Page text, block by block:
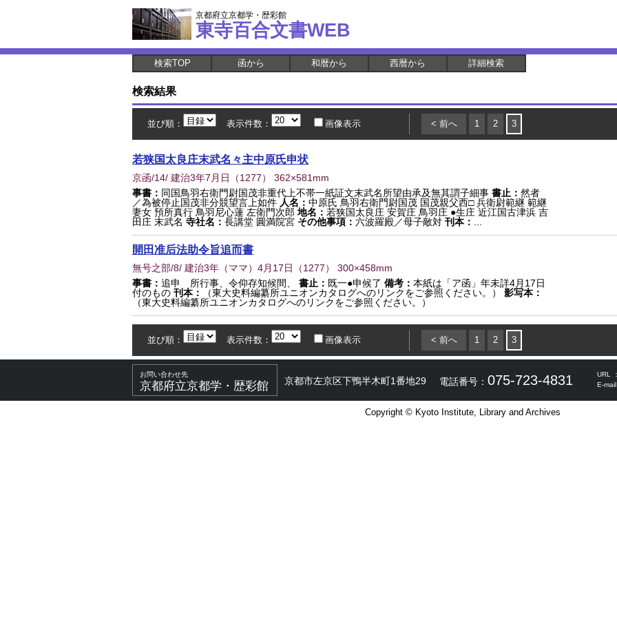
京都府立京都学・歴彩館
東寺百合文書WEB
検索TOP 函から 和暦から 西暦から 詳細検索
検索結果
並び順： 表示件数： 画像表示 < 前へ 1 2 3
若狭国太良庄末武名々主中原氏申状
京函/14/ 建治3年7月日 （1277） 362×581mm
事書： 同国鳥羽右衛門尉国茂非重代上不帯一紙証文末武名所望由承及無其謂子細事 書止： 然者
／為被停止国茂非分競望言上如件 人名： 中原氏 鳥羽右衛門尉国茂 国茂親父西□ 兵衛尉範継 範継
妻女 預所真行 鳥羽尼心蓮 左衛門次郎 地名： 若狭国太良庄 安賀庄 鳥羽庄 ●生庄 近江国古津浜 吉
田庄 末武名 寺社名： 長講堂 圓満院宮 その他事項： 六波羅殿／母子敵対 刊本：
開田准后法助令旨追而書
無号之部/8/ 建治3年（ママ）4月17日 （1277） 300×458mm
事書： 追申 所行事、令仰存知候間、 書止： 既一●申候了 備考： 本紙は「ア函」年未詳4月17日
付のもの 刊本： （東大史料編纂所ユニオンカタログへのリンクをご参照ください。）
影写本：
（東大史料編纂所ユニオンカタログへのリンクをご参照ください。）
並び順： 表示件数： 画像表示 < 前へ 1 2 3
お問い合わせ先
京都府立京都学・歴彩館 京都市左京区下鴨半木町1番地29 電話番号： 075-723-4831 URL ：
E-mail
Copyright © Kyoto Institute, Library and Archives